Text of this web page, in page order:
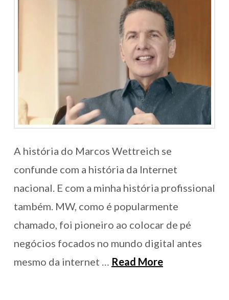
A história do Marcos Wettreich se
confunde com a história da Internet
nacional. E com a minha história profissional
também. MW, como é popularmente
chamado, foi pioneiro ao colocar de pé
negócios focados no mundo digital antes
mesmo da internet … Read More